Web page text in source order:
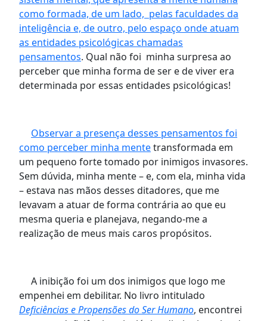
como formada, de um lado, pelas faculdades da
inteligência e, de outro, pelo espaço onde atuam
as entidades psicológicas chamadas
pensamentos. Qual não foi minha surpresa ao
perceber que minha forma de ser e de viver era
determinada por essas entidades psicológicas!
Observar a presença desses pensamentos foi
como perceber minha mentetransformada em
um pequeno forte tomado por inimigos invasores.
Sem dúvida, minha mente – e, com ela, minha vida
– estava nas mãos desses ditadores, que me
levavam a atuar de forma contrária ao que eu
mesma queria e planejava, negando-me a
realização de meus mais caros propósitos.
A inibição foi um dos inimigos que logo me
empenhei em debilitar. No livro intitulado
Deficiências e Propensões do Ser Humano, encontrei